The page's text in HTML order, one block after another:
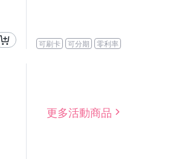
可刷卡 可分期 零利率
更多活動商品